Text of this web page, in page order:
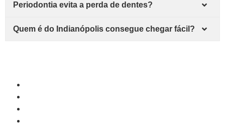
Periodontia evita a perda de dentes?
Quem é do Indianópolis consegue chegar fácil?